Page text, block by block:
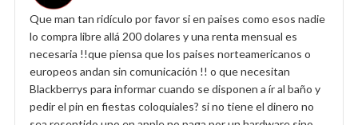
Que man tan ridículo por favor si en paises como esos nadie
lo compra libre allá 200 dolares y una renta mensual es
necesaria !!que piensa que los paises norteamericanos o
europeos andan sin comunicación !! o que necesitan
Blackberrys para informar cuando se disponen a ír al baño y
pedir el pin en fiestas coloquiales? si no tiene el dinero no